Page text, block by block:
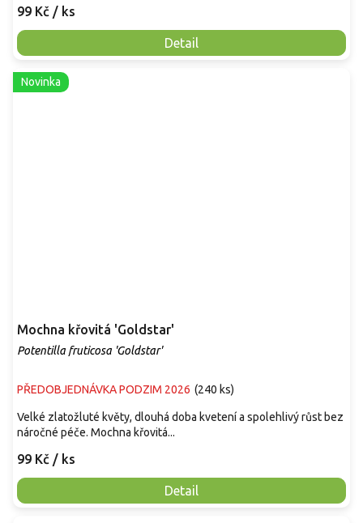
99 Kč / ks
Detail
Novinka
Mochna křovitá 'Goldstar'
Potentilla fruticosa 'Goldstar'
PŘEDOBJEDNÁVKA PODZIM 2026 (240 ks)
99 Kč / ks
Detail
Velké zlatožluté květy, dlouhá doba kvetení a spolehlivý růst bez
náročné péče. Mochna křovitá...